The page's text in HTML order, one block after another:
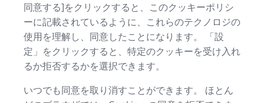
同意する]をクリックすると、このクッキーポリシ
ーに記載されているように、これらのテクノロジの
使用を理解し、同意したことになります。 「設
定」をクリックすると、特定のクッキーを受け入れ
るか拒否するかを選択できます。
いつでも同意を取り消すことができます。 ほとん